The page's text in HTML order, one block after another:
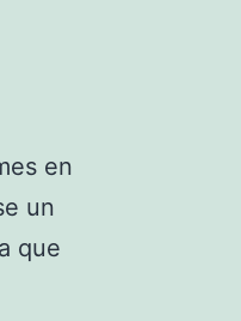
en
un
que